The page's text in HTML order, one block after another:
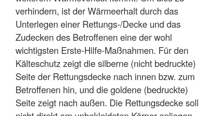
verhindern, ist der Wärmeerhalt durch das
Unterlegen einer Rettungs-/Decke und das
Zudecken des Betroffenen eine der wohl
wichtigsten Erste-Hilfe-Maßnahmen. Für den
Kälteschutz zeigt die silberne (nicht bedruckte)
Seite der Rettungsdecke nach innen bzw. zum
Betroffenen hin, und die goldene (bedruckte)
Seite zeigt nach außen. Die Rettungsdecke soll